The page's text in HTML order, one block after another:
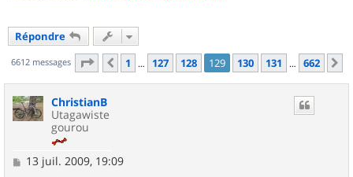
Répondre
6612 messages Page 129 sur662
Précédent
1 … 127 128 129 130 131 … 662
ChristianB
Utagawiste
gourou
M13 juil. 2009, 19:09